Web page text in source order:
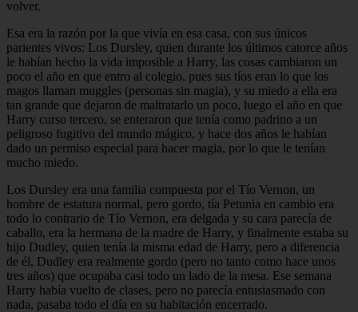
volver.
Esa era la razón por la que vivía en esa casa, con sus únicos
parientes vivos: Los Dursley, quien durante los últimos catorce años
le habían hecho la vida imposible a Harry, las cosas cambiaron un
poco el año en que entro al colegio, pues sus tíos eran lo que los
magos llaman muggles (personas sin magia), y su miedo a ella era
tan grande que dejaron de maltratarlo un poco, luego el año en que
Harry curso tercero, se enteraron que tenía como padrino a un
peligroso fugitivo del mundo mágico, y hace dos años le habían
dado un permiso especial para hacer magia, por lo que le tenían
mucho miedo.
Los Dursley era una familia compuesta por el Tío Vernon, un
hombre de estatura normal, pero gordo, tía Petunia en cambio era
todo lo contrario de Tío Vernon, era delgada y su cara parecía de
caballo, era la hermana de la madre de Harry, y finalmente estaba su
hijo Dudley, quien tenía la misma edad de Harry, pero a diferencia
de él, Dudley era realmente gordo (pero no tanto como hace unos
tres años) que ocupaba casi todo un lado de la mesa. Ese semana
Harry había vuelto de clases, pero no parecía entusiasmado con
nada, pasaba todo el día en su habitación encerrado.